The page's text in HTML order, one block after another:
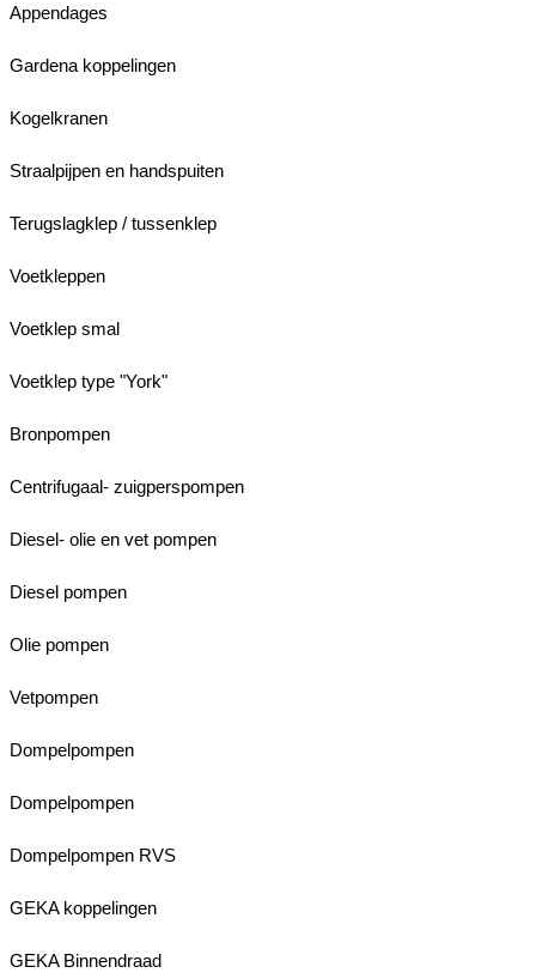
Appendages
Gardena koppelingen
Kogelkranen
Straalpijpen en handspuiten
Terugslagklep / tussenklep
Voetkleppen
Voetklep smal
Voetklep type "York"
Bronpompen
Centrifugaal- zuigperspompen
Diesel- olie en vet pompen
Diesel pompen
Olie pompen
Vetpompen
Dompelpompen
Dompelpompen
Dompelpompen RVS
GEKA koppelingen
GEKA Binnendraad